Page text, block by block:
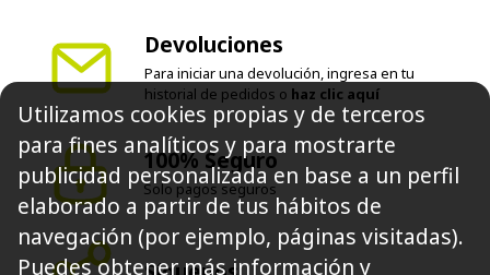
Para iniciar una devolución, ingresa en tu
historial de pedidos o
100% Seguro
Solo pagos seguros
Síguenos
Utilizamos cookies propias y de terceros
para fines analíticos y para mostrarte
publicidad personalizada en base a un perfil
elaborado a partir de tus hábitos de
navegación (por ejemplo, páginas visitadas).
Puedes obtener más información y